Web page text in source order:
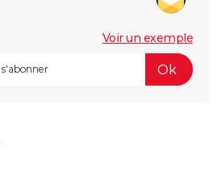
Voir un exemple